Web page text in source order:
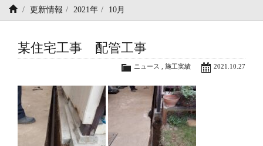
更新情報 2021年 10月
某住宅工事 配管工事
2021.10.27
ニュース 施工実績